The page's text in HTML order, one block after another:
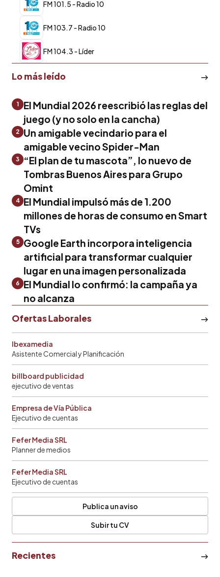
FM 101.5 - Radio 10
FM 103.7 - Radio 10
FM 104.3 - Líder
Lo más leído
1
El Mundial 2026 reescribió las reglas del
juego (y no solo en la cancha)
2
Un amigable vecindario para el
amigable vecino Spider-Man
3
“El plan de tu mascota”, lo nuevo de
Tombras Buenos Aires para Grupo
Omint
4 El Mundial impulsó más de 1.200
millones de horas de consumo en Smart
TVs
5
Google Earth incorpora inteligencia
artificial para transformar cualquier
lugar en una imagen personalizada
6
El Mundial lo confirmó: la campaña ya
no alcanza
Ofertas Laborales
Ibexamedia
Asistente Comercial y Planificación
billboard publicidad
ejecutivo de ventas
Empresa de Vía Pública
Ejecutivo de cuentas
Fefer Media SRL
Planner de medios
Fefer Media SRL
Ejecutivo de cuentas
Publica un aviso
Subir tu CV
Recientes